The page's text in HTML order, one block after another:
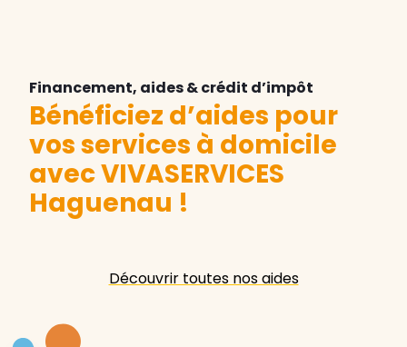
Financement, aides & crédit d’impôt
Bénéficiez d’aides pour
vos services à domicile
avec VIVASERVICES
Haguenau !
Découvrir toutes nos aides